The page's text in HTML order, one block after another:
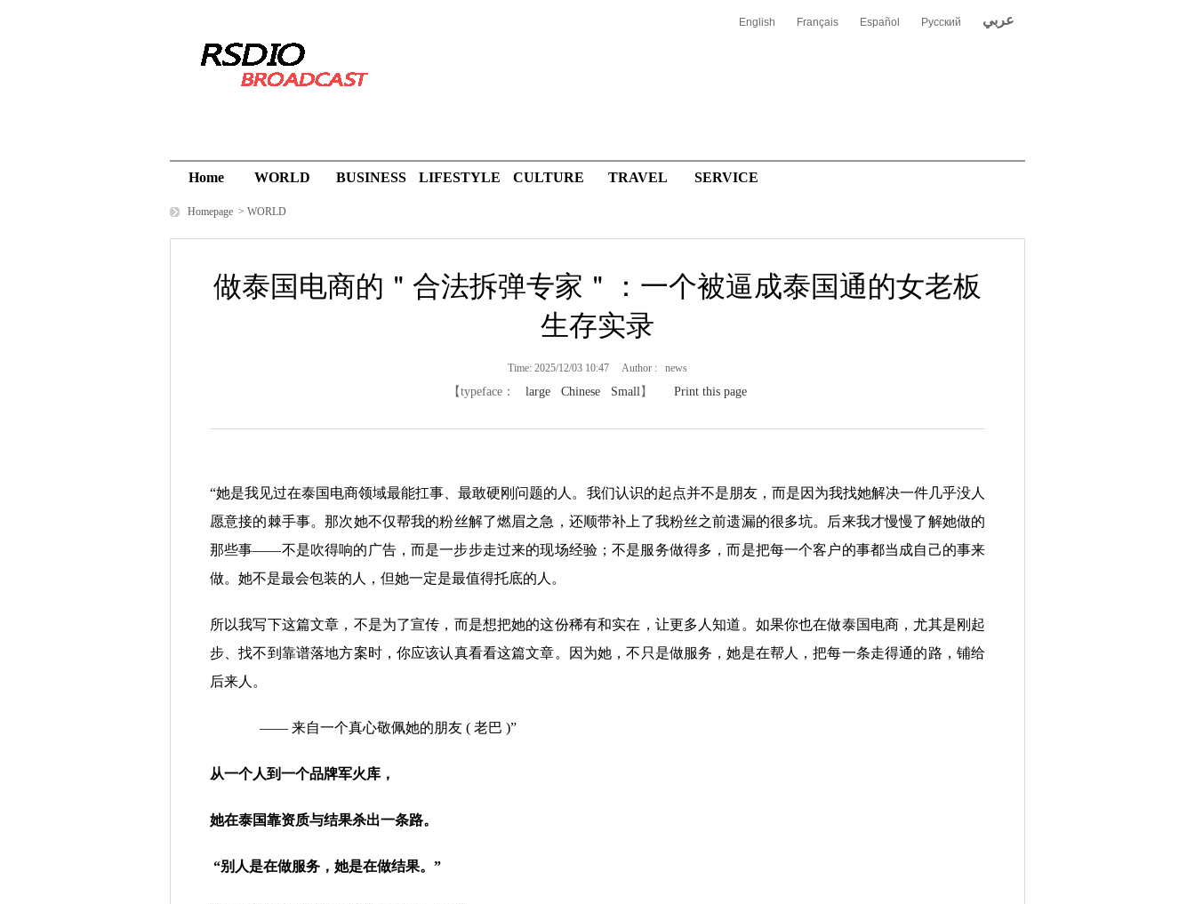
English Français Español Русский عربي
Home WORLD BUSINESS LIFESTYLE CULTURE TRAVEL SERVICE
Homepage > WORLD
做泰国电商的＂合法拆弹专家＂：一个被逼成泰国通的女老板
生存实录
Time: 2025/12/03 10:47 Author : news
【typeface： large Chinese Small】 Print this page
“她是我见过在泰国电商领域最能扛事、最敢硬刚问题的人。我们认识的起点并不是朋友，而是因为我找她解决一件几乎没人
愿意接的棘手事。那次她不仅帮我的粉丝解了燃眉之急，还顺带补上了我粉丝之前遗漏的很多坑。后来我才慢慢了解她做的
那些事——不是吹得响的广告，而是一步步走过来的现场经验；不是服务做得多，而是把每一个客户的事都当成自己的事来
做。她不是最会包装的人，但她一定是最值得托底的人。
所以我写下这篇文章，不是为了宣传，而是想把她的这份稀有和实在，让更多人知道。如果你也在做泰国电商，尤其是刚起
步、找不到靠谱落地方案时，你应该认真看看这篇文章。因为她，不只是做服务，她是在帮人，把每一条走得通的路，铺给
后来人。
—— 来自一个真心敬佩她的朋友 ( 老巴 )”
从一个人到一个品牌军火库，
她在泰国靠资质与结果杀出一条路。
“别人是在做服务，她是在做结果。”